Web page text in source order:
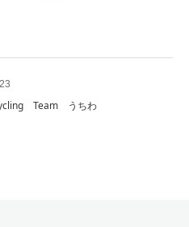
Team うちわ